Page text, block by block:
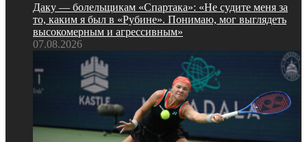
Даку — болельщикам «Спартака»: «Не судите меня за
то, каким я был в «Рубине». Понимаю, мог выглядеть
высокомерным и агрессивным»
07.08.2026